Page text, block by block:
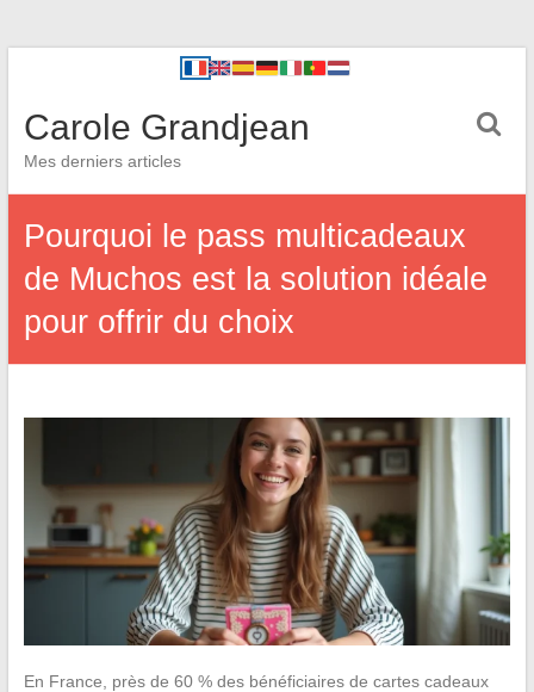
Carole Grandjean
Mes derniers articles
Pourquoi le pass multicadeaux
de Muchos est la solution idéale
pour offrir du choix
En France, près de 60 % des bénéficiaires de cartes cadeaux